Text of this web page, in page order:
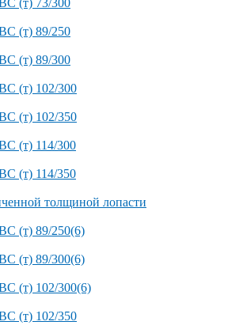
(т) 73/300
(т) 89/250
(т) 89/300
(т) 102/300
(т) 102/350
(т) 114/300
(т) 114/350
толщиной лопасти
(т) 89/250(6)
(т) 89/300(6)
(т) 102/300(6)
(т) 102/350